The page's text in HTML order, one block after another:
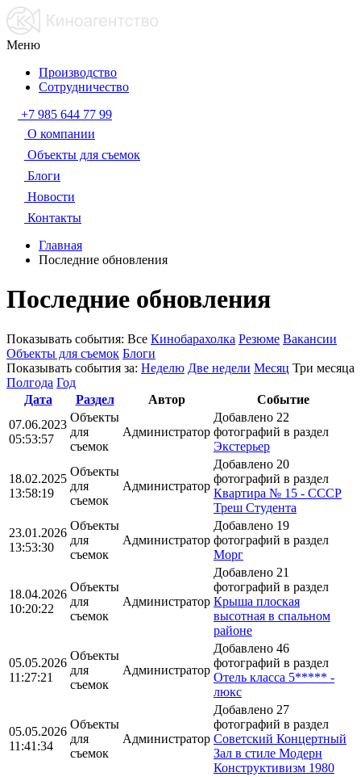
Меню
Производство
Сотрудничество
+7 985 644 77 99
О компании
Объекты для съемок
Блоги
Новости
Контакты
Главная
Последние обновления
Последние обновления
Показывать события: Все Кинобарахолка Резюме Вакансии
Объекты для съемок Блоги
Показывать события за: Неделю Две недели Месяц Три месяца
Полгода Год
Дата
Раздел Автор
Событие
07.06.2023
05:53:57
Объекты
для
съемок
Администратор
Добавлено 22
фотографий в раздел
Экстерьер
18.02.2025
13:58:19
Объекты
для
съемок
Администратор
Добавлено 20
фотографий в раздел
Квартира № 15 - СССР
Треш Студента
23.01.2026
13:53:30
Объекты
для
съемок
Администратор
Добавлено 19
фотографий в раздел
Морг
18.04.2026
10:20:22
Объекты
для
съемок
Администратор
Добавлено 21
фотографий в раздел
Крыша плоская
высотная в спальном
районе
05.05.2026
11:27:21
Объекты
для
съемок
Администратор
Добавлено 46
фотографий в раздел
Отель класса 5***** -
люкс
05.05.2026
11:41:34
Объекты
для
съемок
Администратор
Добавлено 27
фотографий в раздел
Советский Концертный
Зал в стиле Модерн
Конструктивизм 1980